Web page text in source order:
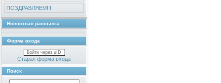
ПОЗДРАВЛЯЕМ!!!
Новостная рассылка
Форма входа
Войти через uID
Старая форма входа
Поиск